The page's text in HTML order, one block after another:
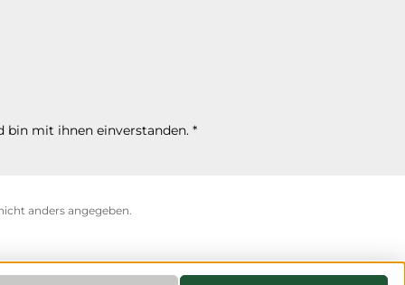
bin mit ihnen einverstanden. *
anders angegeben.